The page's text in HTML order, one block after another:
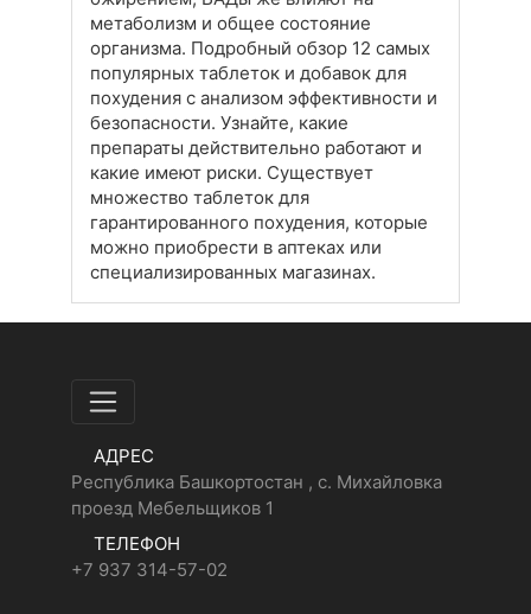
метаболизм и общее состояние
организма. Подробный обзор 12 самых
популярных таблеток и добавок для
похудения с анализом эффективности и
безопасности. Узнайте, какие
препараты действительно работают и
какие имеют риски. Существует
множество таблеток для
гарантированного похудения, которые
можно приобрести в аптеках или
специализированных магазинах.
АДРЕС
Республика Башкортостан , с. Михайловка
проезд Мебельщиков 1
ТЕЛЕФОН
+7 937 314-57-02